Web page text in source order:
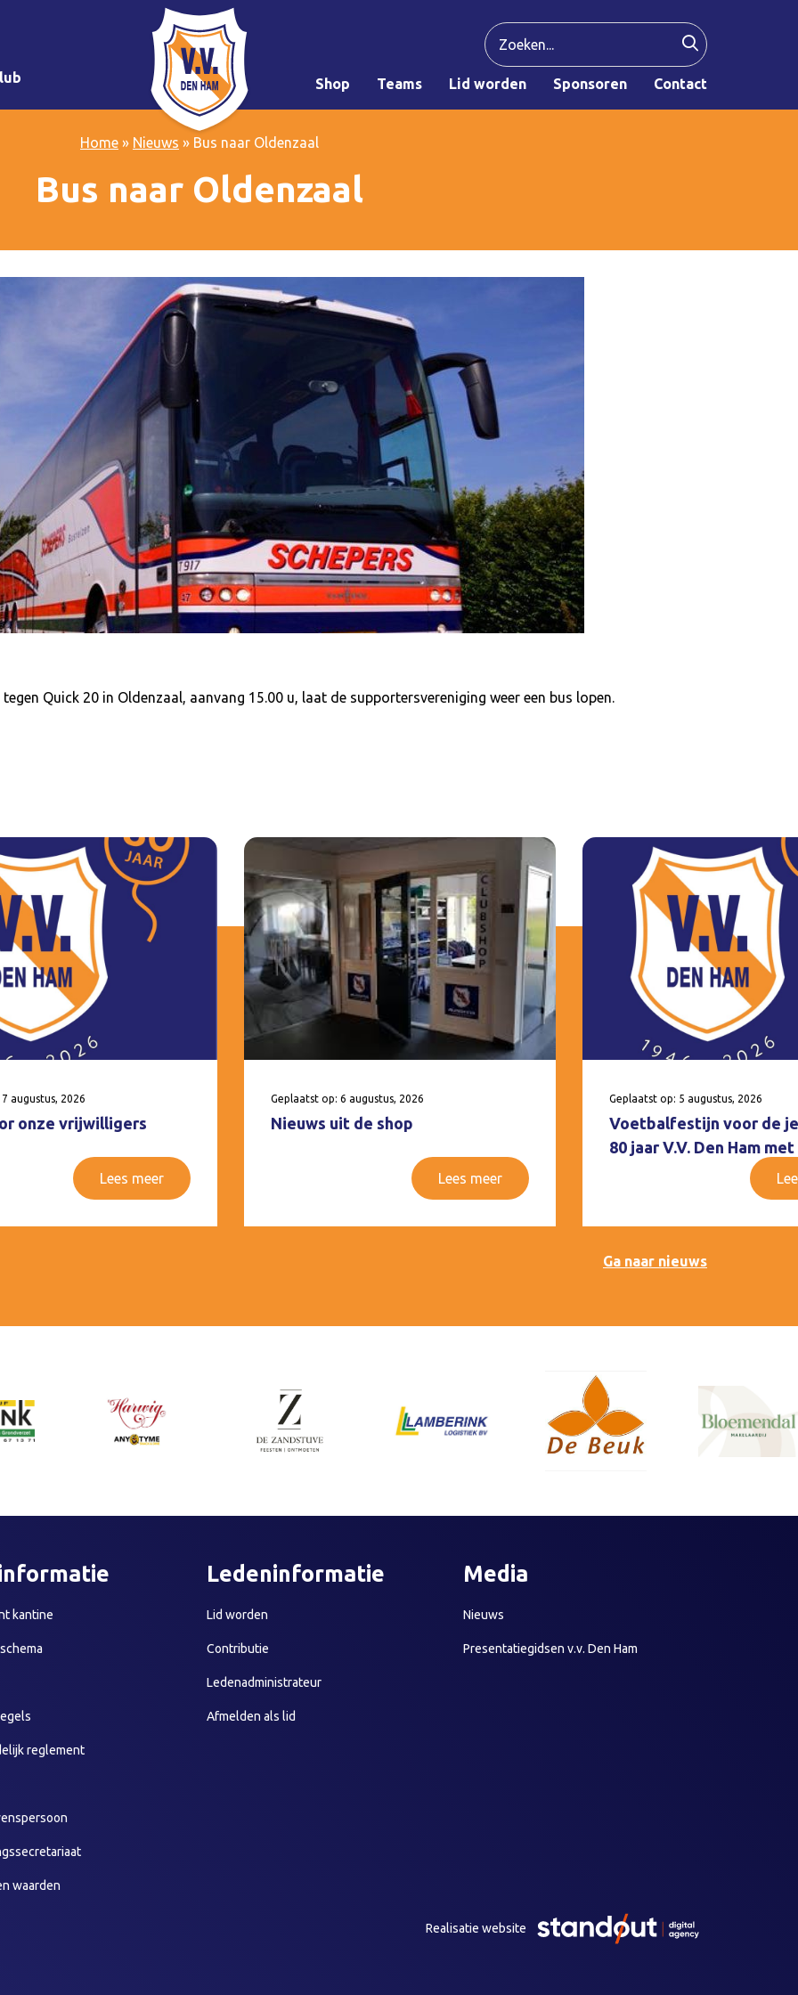
Shop Teams Lid worden Sponsoren Contact
Home » Nieuws » Bus naar Oldenzaal
Bus naar Oldenzaal
Quick 20 in Oldenzaal, aanvang 15.00 u, laat de supportersvereniging weer een bus lopen.
augustus, 2026
onze vrijwilligers
Lees meer
Geplaatst op: 6 augustus, 2026
Nieuws uit de shop
Lees meer
Geplaatst op: 5 augustus, 2026
Voetbalfestijn voor de
80 jaar V.V. Den Ham
Ga naar nieuws
kantine
reglement
waarden
Ledeninformatie
Lid worden
Contributie
Ledenadministrateur
Afmelden als lid
Media
Nieuws
Presentatiegidsen v.v. Den Ham
Realisatie website